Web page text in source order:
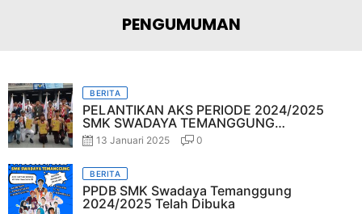
PENGUMUMAN
BERITA
PELANTIKAN AKS PERIODE 2024/2025
SMK SWADAYA TEMANGGUNG
BERLANGSUNG KHIDMAT
Posted
on
13 Januari 2025 0
BERITA
PPDB SMK Swadaya Temanggung
2024/2025 Telah Dibuka
Posted
on